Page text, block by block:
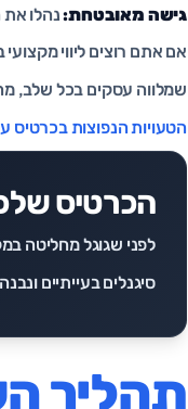
גישה מאובטחת:נהלו את
אם אתם רוצים ליווי
שמלווה עסקים בכל שלב,
הטעויות הנפוצות בכרטיס
הכרטיס
לפני שגוגל מחליטה
סיגנלים בעייתיים
תהליך